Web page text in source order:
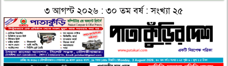
৩ আগস্ট ২০২৬ : ৩০ তম বর্ষ : সংখ্যা ২৫